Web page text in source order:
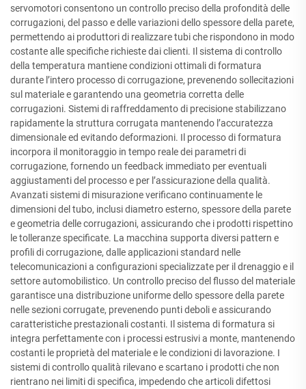
servomotori consentono un controllo preciso della profondità delle
corrugazioni, del passo e delle variazioni dello spessore della parete,
permettendo ai produttori di realizzare tubi che rispondono in modo
costante alle specifiche richieste dai clienti. Il sistema di controllo
della temperatura mantiene condizioni ottimali di formatura
durante l’intero processo di corrugazione, prevenendo sollecitazioni
sul materiale e garantendo una geometria corretta delle
corrugazioni. Sistemi di raffreddamento di precisione stabilizzano
rapidamente la struttura corrugata mantenendo l’accuratezza
dimensionale ed evitando deformazioni. Il processo di formatura
incorpora il monitoraggio in tempo reale dei parametri di
corrugazione, fornendo un feedback immediato per eventuali
aggiustamenti del processo e per l’assicurazione della qualità.
Avanzati sistemi di misurazione verificano continuamente le
dimensioni del tubo, inclusi diametro esterno, spessore della parete
e geometria delle corrugazioni, assicurando che i prodotti rispettino
le tolleranze specificate. La macchina supporta diversi pattern e
profili di corrugazione, dalle applicazioni standard nelle
telecomunicazioni a configurazioni specializzate per il drenaggio e il
settore automobilistico. Un controllo preciso del flusso del materiale
garantisce una distribuzione uniforme dello spessore della parete
nelle sezioni corrugate, prevenendo punti deboli e assicurando
caratteristiche prestazionali costanti. Il sistema di formatura si
integra perfettamente con i processi estrusivi a monte, mantenendo
costanti le proprietà del materiale e le condizioni di lavorazione. I
sistemi di controllo qualità rilevano e scartano i prodotti che non
rientrano nei limiti di specifica, impedendo che articoli difettosi